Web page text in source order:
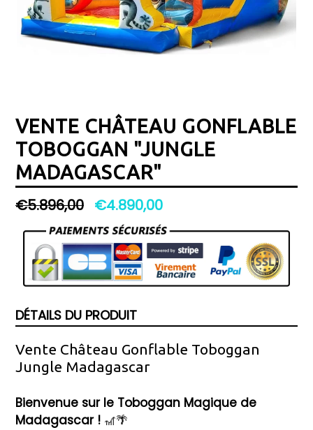
VENTE CHÂTEAU GONFLABLE
TOBOGGAN "JUNGLE
MADAGASCAR"
Prix
régulier
€5.896,00 €4.890,00
DÉTAILS DU PRODUIT
Vente Château Gonflable Toboggan
Jungle Madagascar
Bienvenue sur le Toboggan Magique de
Madagascar ! 🎢🌴